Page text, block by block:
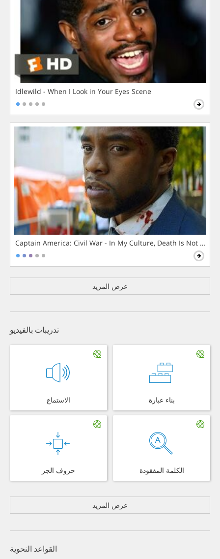
Idlewild - When I Look in Your Eyes Scene
Captain America: Civil War - In My Culture, Death Is Not The
عرض المزيد
تدريبات بالفيديو
الاستماع بناء عبارة
حروف الجر الكلمة المفقودة
عرض المزيد
القواعد النحوية